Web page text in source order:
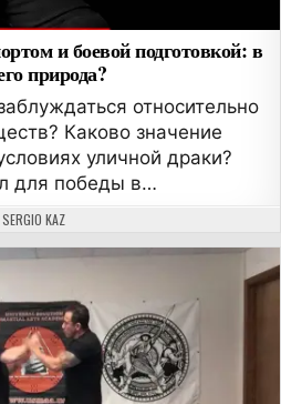
и боевой подготовкой: в
природа?
относительно
Каково значение
уличной драки?
для победы в…
АВТОР:
SERGIO KAZ